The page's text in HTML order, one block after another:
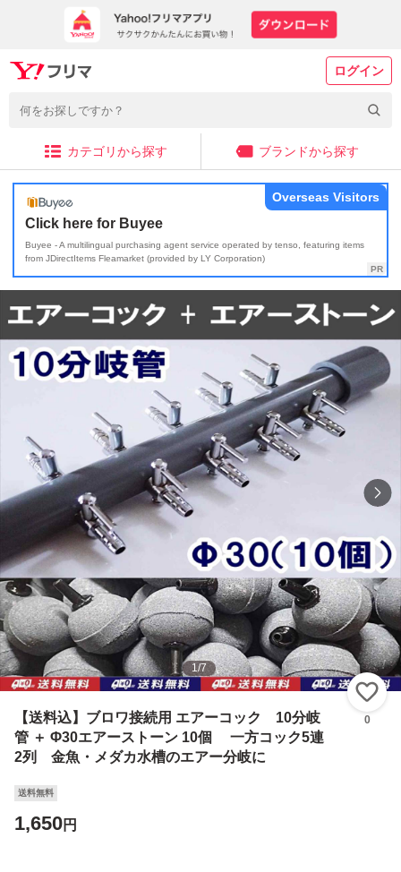
ログイン
カテゴリから探す ブランドから探す
Click here for Buyee
Buyee - A multilingual purchasing agent service operated by tenso, featuring items
from JDirectItems Fleamarket (provided by LY Corporation)
Overseas Visitors
1/7
【送料込】ブロワ接続用 エアーコック 10分岐
管 ＋ Φ30エアーストーン 10個 一方コック5連
2列 金魚・メダカ水槽のエアー分岐に
0
送料無料
1,650円